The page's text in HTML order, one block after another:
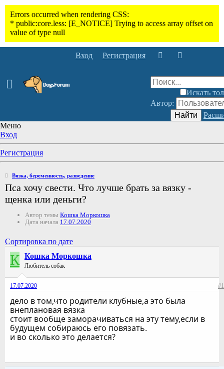
Вход Регистрация
Искать
Автор:
Найти
Меню
Вход
Регистрация
Вязка, беременность, разведение
Пса хочу свести. Что лучше брать за вязку -
щенка или деньги?
Автор темы Кошка Моркошка
Дата начала 17.07.2020
Сортировка по дате
К Кошка Моркошка
Любитель собак
17.07.2020 #1
дело в том,что родители клубные,а это была
внеплановая вязка
стоит вообще заморачиваться на эту тему,если в
будущем собираюсь его повязать.
и во сколько это делается?